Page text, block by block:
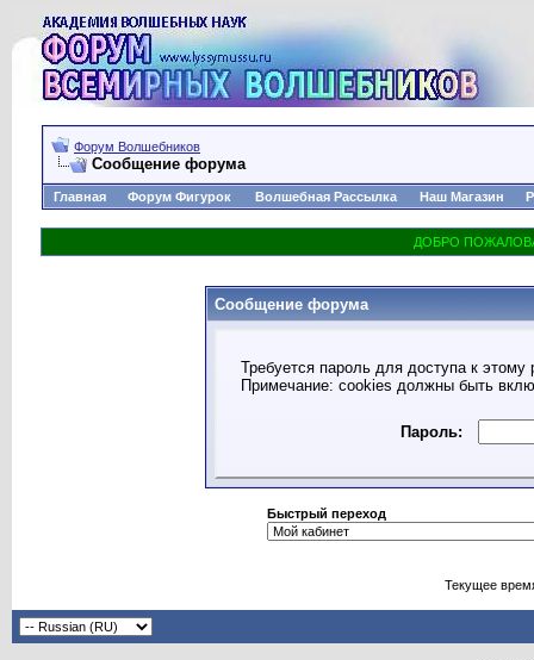
Форум Волшебников
Сообщение форума
Главная Форум Фигурок Волшебная Рассылка Наш Магазин
Сообщение форума
Требуется пароль для доступа к
Примечание: cookies должны быть
Пароль:
Быстрый переход
Текущее